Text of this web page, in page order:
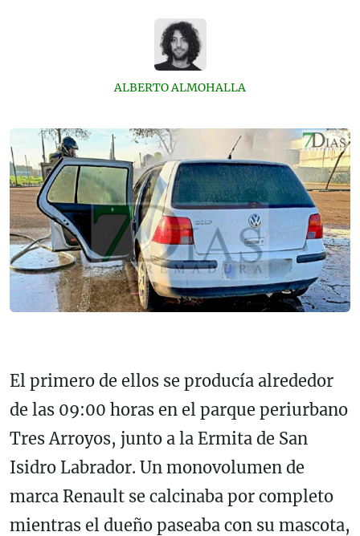
ALBERTO ALMOHALLA
El primero de ellos se producía alrededor
de las 09:00 horas en el parque periurbano
Tres Arroyos, junto a la Ermita de San
Isidro Labrador. Un monovolumen de
marca Renault se calcinaba por completo
mientras el dueño paseaba con su mascota,